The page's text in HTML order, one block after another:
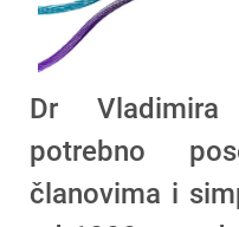
Dr
potrebno
članovima i